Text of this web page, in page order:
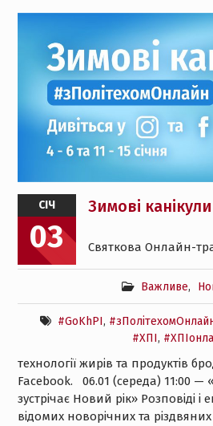
СІЧ
03
Зимові
Важливе,
#GoKhPI,
#ХПІ,
Святкова Онлайн-
технології жирів та продуктів
Facebook. 06.01 (середа) 11:00 —
зустрічає Новий рік» Розповіді
відомих новорічних та